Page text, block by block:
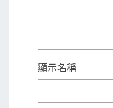
顯示名稱